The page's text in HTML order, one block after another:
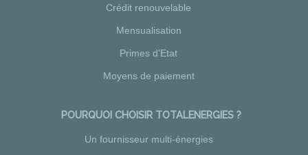
Crédit renouvelable
Mensualisation
Primes d'Etat
Moyens de paiement
POURQUOI CHOISIR TOTALENERGIES ?
Un fournisseur multi-énergies